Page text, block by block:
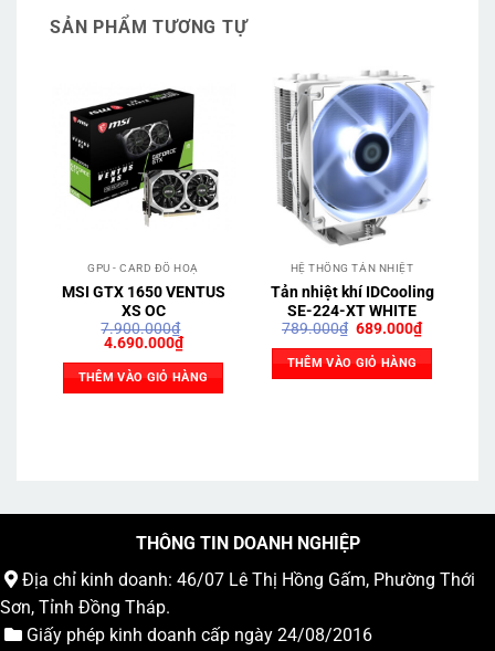
SẢN PHẨM TƯƠNG TỰ
GPU - CARD ĐỒ HOẠ
MSI GTX 1650 VENTUS
XS OC
7.900.000₫
Giá
là:
7.900.000₫.
4.690.000₫Giá
hiện
tại
là:
4.690.000₫.
THÊM VÀO GIỎ HÀNG
HỆ THỐNG TẢN NHIỆT
Tản nhiệt khí IDCooling
SE-224-XT WHITE
789.000₫ Giá
là:
789.000₫.
689.000₫Giá
hiện
689.000₫.
THÊM VÀO GIỎ HÀNG
THÔNG TIN DOANH NGHIỆP
Địa chỉ kinh doanh: 46/07 Lê Thị Hồng Gấm, Phường Thới
Sơn, Tỉnh Đồng Tháp.
Giấy phép kinh doanh cấp ngày 24/08/2016